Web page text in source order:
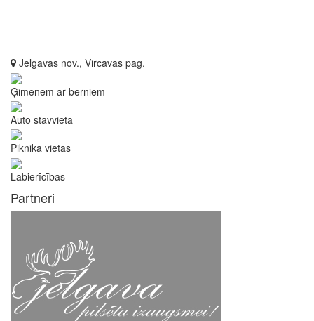
Jelgavas nov., Vircavas pag.
Ģimenēm ar bērniem
Auto stāvvieta
Piknika vietas
Labierīcības
Partneri